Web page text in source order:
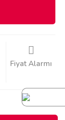
Fiyat Alarmı